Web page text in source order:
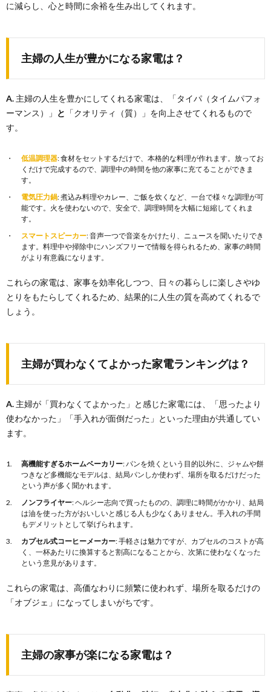
に減らし、心と時間に余裕を生み出してくれます。
主婦の人生が豊かになる家電は？
A. 主婦の人生を豊かにしてくれる家電は、「タイパ（タイムパフォ
ーマンス）」 と 「クオリティ（質）」を向上させてくれるもので
す。
低温調理器: 食材をセットするだけで、本格的な料理が作れます。放ってお
くだけで完成するので、調理中の時間を他の家事に充てることができま
す。
電気圧力鍋: 煮込み料理やカレー、ご飯を炊くなど、一台で様々な調理が可
能です。火を使わないので、安全で、調理時間を大幅に短縮してくれま
す。
スマートスピーカー: 音声一つで音楽をかけたり、ニュースを聞いたりでき
ます。料理中や掃除中にハンズフリーで情報を得られるため、家事の時間
がより有意義になります。
これらの家電は、家事を効率化しつつ、日々の暮らしに楽しさやゆ
とりをもたらしてくれるため、結果的に人生の質を高めてくれるで
しょう。
主婦が買わなくてよかった家電ランキングは？
A. 主婦が「買わなくてよかった」と感じた家電には、「思ったより
使わなかった」「手入れが面倒だった」といった理由が共通してい
ます。
高機能すぎるホームベーカリー: パンを焼くという目的以外に、ジャムや餅
つきなど多機能なモデルは、結局パンしか使わず、場所を取るだけだった
という声が多く聞かれます。
ノンフライヤー: ヘルシー志向で買ったものの、調理に時間がかかり、結局
は油を使った方がおいしいと感じる人も少なくありません。手入れの手間
もデメリットとして挙げられます。
カプセル式コーヒーメーカー: 手軽さは魅力ですが、カプセルのコストが高
く、一杯あたりに換算すると割高になることから、次第に使わなくなった
という意見があります。
これらの家電は、高価なわりに頻繁に使われず、場所を取るだけの
「オブジェ」になってしまいがちです。
主婦の家事が楽になる家電は？